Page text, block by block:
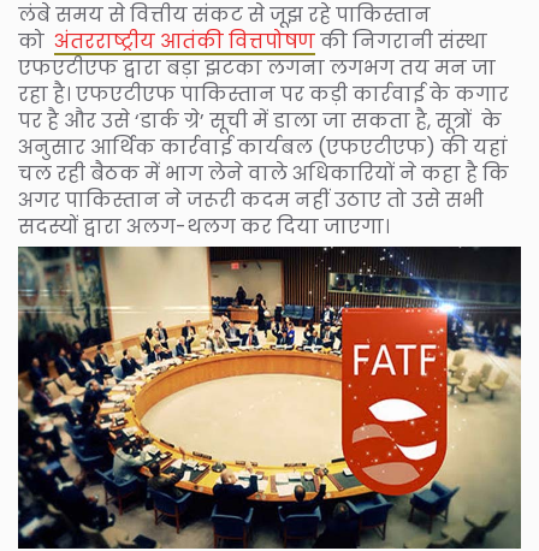
लंबे समय से वित्तीय संकट से जूझ रहे पाकिस्तान
को अंतरराष्ट्रीय आतंकी वित्तपोषणकी निगरानी संस्था
एफएटीएफ द्वारा बड़ा झटका लगना लगभग तय मन जा
रहा है। एफएटीएफ पाकिस्तान पर कड़ी कार्रवाई के कगार
पर है और उसे ‘डार्क ग्रे’ सूची में डाला जा सकता है, सूत्रों के
अनुसार आर्थिक कार्रवाई कार्यबल (एफएटीएफ) की यहां
चल रही बैठक में भाग लेने वाले अधिकारियों ने कहा है कि
अगर पाकिस्तान ने जरूरी कदम नहीं उठाए तो उसे सभी
सदस्यों द्वारा अलग-थलग कर दिया जाएगा।